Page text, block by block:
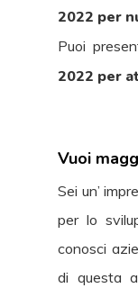
2022 per
Puoi
2022 per
Vuoi
Sei un’
per lo
conosci
di questa